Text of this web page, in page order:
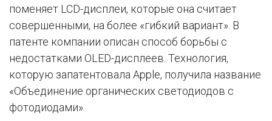
поменяет LCD-дисплеи, которые она считает
совершенными, на более «гибкий вариант». В
патенте компании описан способ борьбы с
недостатками OLED-дисплеев. Технология,
которую запатентовала Apple, получила название
«Объединение органических светодиодов с
фотодиодами».